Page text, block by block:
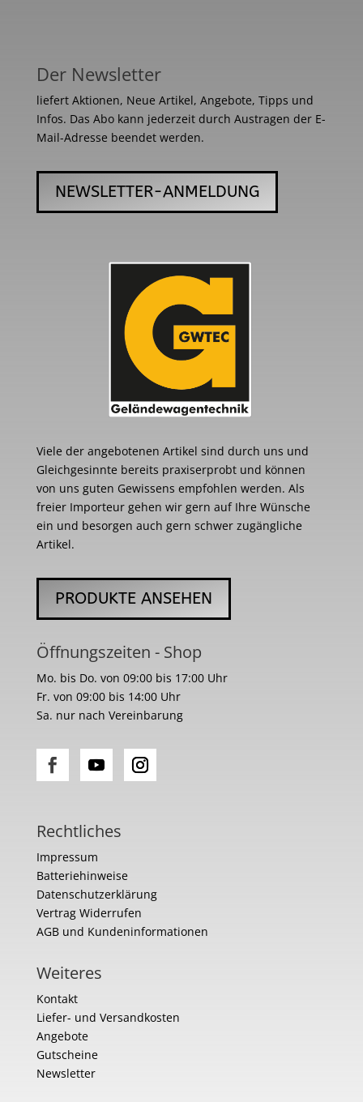
Der Newsletter
liefert Aktionen, Neue Artikel, Angebote, Tipps und
Infos. Das Abo kann jederzeit durch Austragen der E-
Mail-Adresse beendet werden.
NEWSLETTER-ANMELDUNG
Viele der angebotenen Artikel sind durch uns und
Gleichgesinnte bereits praxiserprobt und können
von uns guten Gewissens empfohlen werden. Als
freier Importeur gehen wir gern auf Ihre Wünsche
ein und besorgen auch gern schwer zugängliche
Artikel.
PRODUKTE ANSEHEN
Öffnungszeiten - Shop
Mo. bis Do. von 09:00 bis 17:00 Uhr
Fr. von 09:00 bis 14:00 Uhr
Sa. nur nach Vereinbarung
Rechtliches
Impressum
Batteriehinweise
Datenschutzerklärung
Vertrag Widerrufen
AGB und Kundeninformationen
Weiteres
Kontakt
Liefer- und Versandkosten
Angebote
Gutscheine
Newsletter